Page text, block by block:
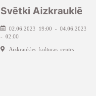
Svētki Aizkrauklē
02.06.2023 19:00 - 04.06.2023
- 02:00
Aizkraukles kultūras centrs